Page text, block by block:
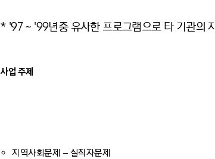
* '97 ~ '99년중 유사한 프로그램으로 타 기관의
사업 주제
지역사회문제 – 실직자문제